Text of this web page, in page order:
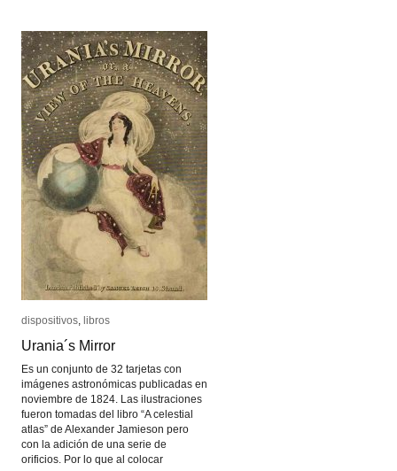
dispositivos libros
Urania´s Mirror
Es un conjunto de 32 tarjetas con
imágenes astronómicas publicadas en
noviembre de 1824. Las ilustraciones
fueron tomadas del libro “A celestial
atlas” de Alexander Jamieson pero
con la adición de una serie de
orificios. Por lo que al colocar
dispositivos libros
Urania´s Mirror